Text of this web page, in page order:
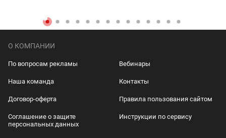
О КОМПАНИИ
По вопросам рекламы Вебинары
Наша команда Контакты
Договор-оферта Правила пользования сайтом
Соглашение о защите
персональных данных
Инструкции по сервису